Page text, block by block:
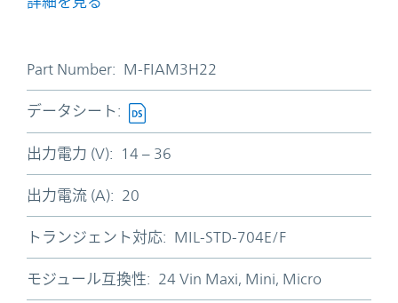
Part Number: M-FIAM3H22
データシート:
出力電力 (V): 14 – 36
出力電流 (A): 20
トランジェント対応: MIL-STD-704E/F
モジュール互換性: 24 Vin Maxi, Mini, Micro